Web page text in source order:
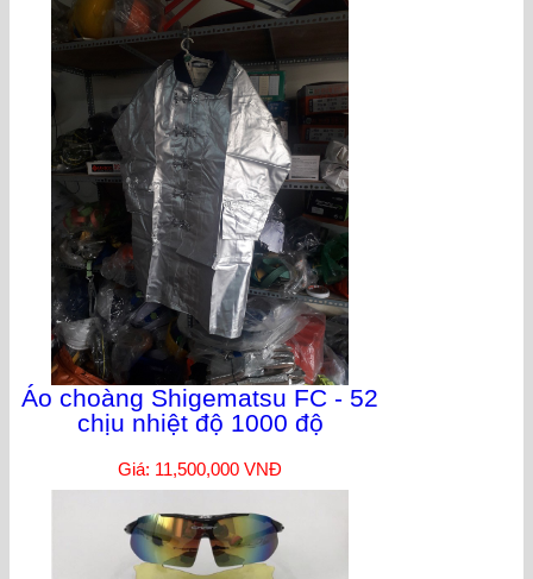
Áo choàng Shigematsu FC - 52
chịu nhiệt độ 1000 độ
Giá: 11,500,000 VNĐ